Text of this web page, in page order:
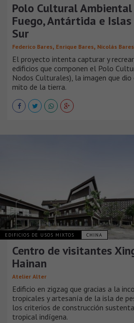
Polo Cultural
Fuego, Antártida e
Sur
Federico Bares, Enrique Bares, Nicolás Bares
El proyecto intenta capturar y
edificios que componen el Polo
Nodos Culturales), la imagen que
mito de la tierra.
EDIFICIOS DE USOS MIXTOS CHINA
Centro de visitantes
Hainan
Atelier Alter
Edificio en zigzag que gracias a la
tropicales y artesanía de la isla de
los criterios de construcción
tropical indígena.